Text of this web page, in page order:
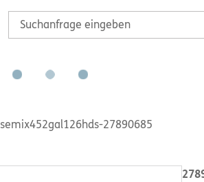
semix452gal126hds-27890685